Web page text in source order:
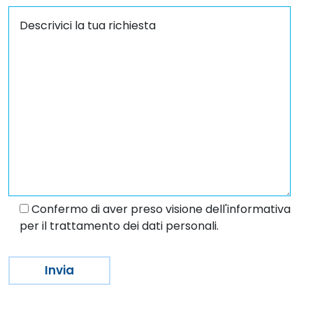
Confermo di aver preso visione dell'informativa
per il trattamento dei dati personali.